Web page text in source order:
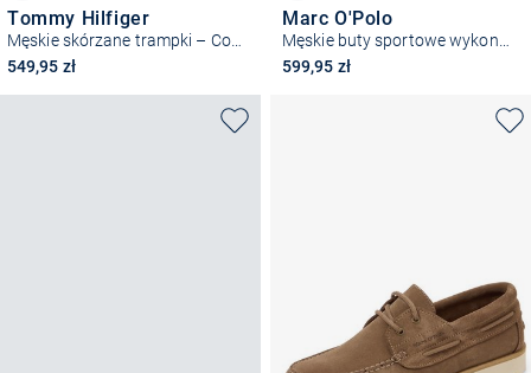
Tommy Hilfiger
Męskie skórzane trampki – Court Core
549,95 zł
Marc O'Polo
599,95 zł